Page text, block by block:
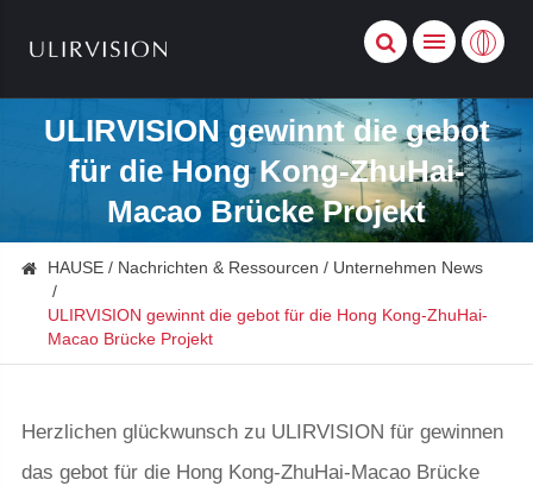
ULIRVISION gewinnt die gebot
für die Hong Kong-ZhuHai-
Macao Brücke Projekt
HAUSE Nachrichten & Ressourcen Unternehmen News
ULIRVISION gewinnt die gebot für die Hong Kong-ZhuHai-
Macao Brücke Projekt
Herzlichen glückwunsch zu ULIRVISION für gewinnen
das gebot für die Hong Kong-ZhuHai-Macao Brücke